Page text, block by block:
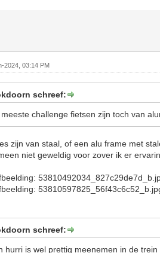
2024, 03:14 PM
schreef:
meeste challenge fietsen zijn toch van
zijn van staal, of een alu frame met
niet geweldig voor zover ik er
schreef:
hurri is wel prettig meenemen in de trein